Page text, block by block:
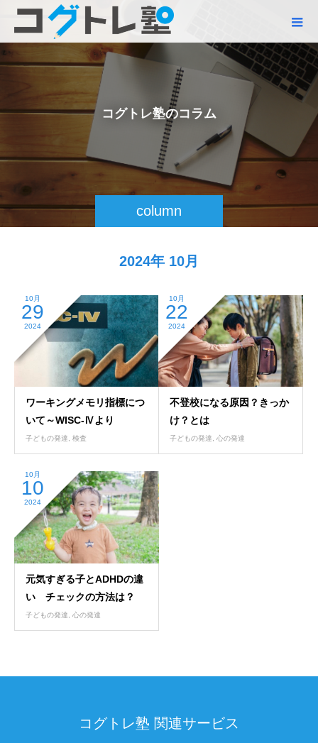
column
コグト レ塾のコ ラム
2024年 10月
10月
29
2024
ワーキングメモリ指標につ
いて～WISC-Ⅳより
子どもの発達, 検査
10月
22
2024
不登校になる原因？きっか
け？とは
子どもの発達, 心の発達
10月
10
2024
元気すぎる子とADHDの違
い チェックの方法は？
子どもの発達 心の発達
コグトレ塾 関連サービス